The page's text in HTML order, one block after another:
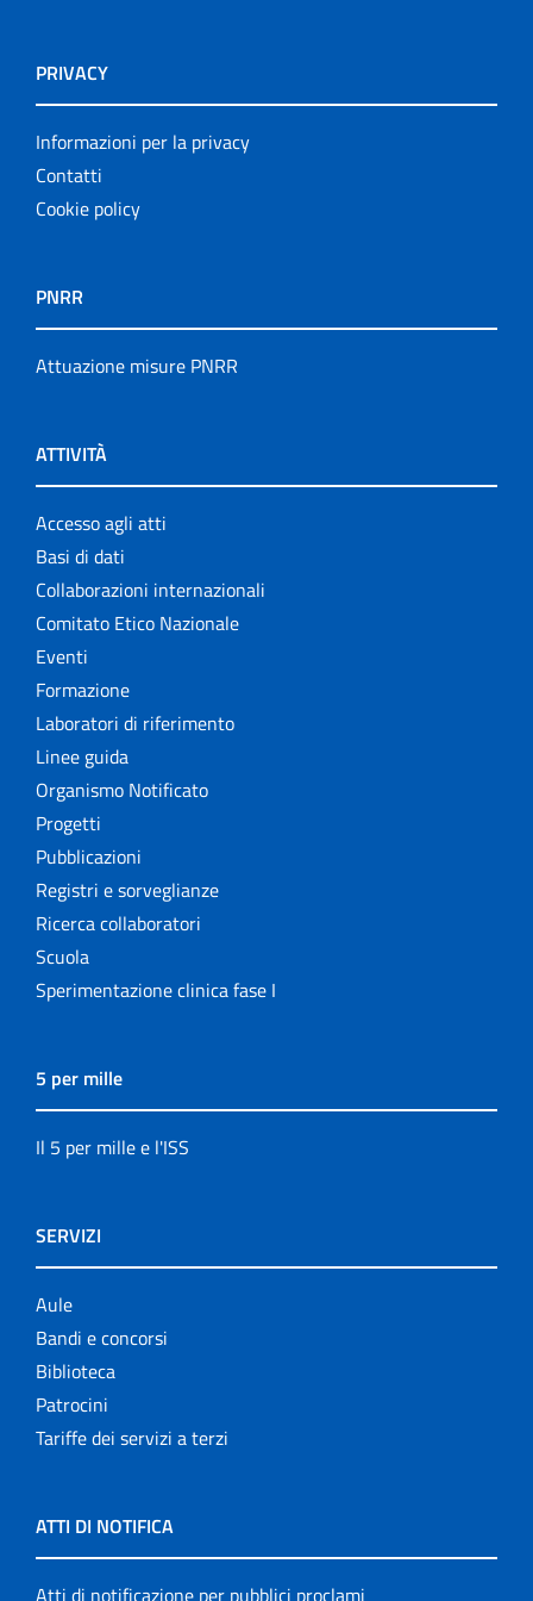
PRIVACY
Informazioni per la privacy
Contatti
Cookie policy
PNRR
Attuazione misure PNRR
ATTIVITÀ
Accesso agli atti
Basi di dati
Collaborazioni internazionali
Comitato Etico Nazionale
Eventi
Formazione
Laboratori di riferimento
Linee guida
Organismo Notificato
Progetti
Pubblicazioni
Registri e sorveglianze
Ricerca collaboratori
Scuola
Sperimentazione clinica fase I
5 per mille
Il 5 per mille e l'ISS
SERVIZI
Aule
Bandi e concorsi
Biblioteca
Patrocini
Tariffe dei servizi a terzi
ATTI DI NOTIFICA
Atti di notificazione per pubblici proclami